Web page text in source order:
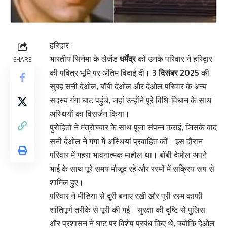
SHARE
हरिद्वार।
भारतीय सिनेमा के लेजेंड धर्मेंद्रको उनके परिवार ने हरिद्वार
की पवित्र भूमि पर अंतिम विदाई दी। 3 दिसंबर 2025 की
सुबह सनी देओल, बॉबी देओल और देओल परिवार के अन्य
सदस्य गंगा घाट पहुंचे, जहां उन्होंने पूरे विधि-विधान के साथ
अस्थियों का विसर्जन किया।
पुरोहितों ने मंत्रोच्चार के साथ पूजा संपन्न कराई, जिसके बाद
सनी देओल ने गंगा में अस्थियां प्रवाहित कीं। इस दौरान
परिवार में गहरा भावनात्मक माहौल था। बॉबी देओल अपने
भाई के साथ पूरे समय मौजूद रहे और रस्मों में सक्रिय रूप से
शामिल हुए।
परिवार ने मीडिया से दूरी बनाए रखी और पूरी रस्म काफी
शांतिपूर्ण तरीके से पूरी की गई। सुरक्षा की दृष्टि से पुलिस
और प्रशासन ने घाट पर विशेष प्रबंध किए थे, क्योंकि देओल